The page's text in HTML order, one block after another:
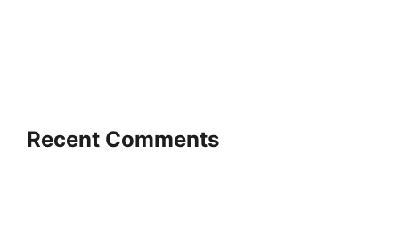
Recent Comments